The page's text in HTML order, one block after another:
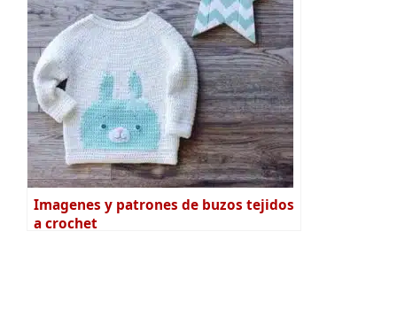
Imagenes y patrones de buzos tejidos
a crochet